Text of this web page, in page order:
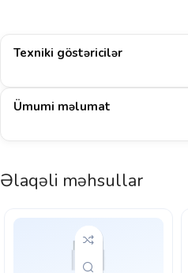
Texniki göstəricilər
Ümumi məlumat
Əlaqəli məhsullar